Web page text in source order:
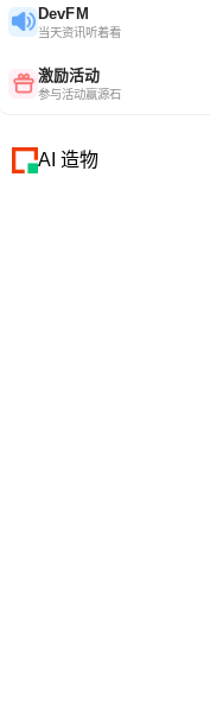
DevFM
当天资讯听着看
激励活动
参与活动赢源石
AI 造物